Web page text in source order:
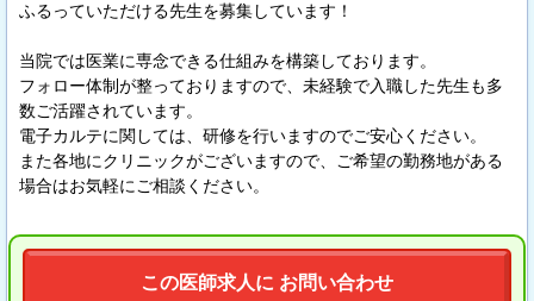
ふるっていただける先生を募集しています！
当院では医業に専念できる仕組みを構築しております。
フォロー体制が整っておりますので、未経験で入職した先生も多
数ご活躍されています。
電子カルテに関しては、研修を行いますのでご安心ください。
また各地にクリニックがございますので、ご希望の勤務地がある
場合はお気軽にご相談ください。
この医師求人に お問い合わせ